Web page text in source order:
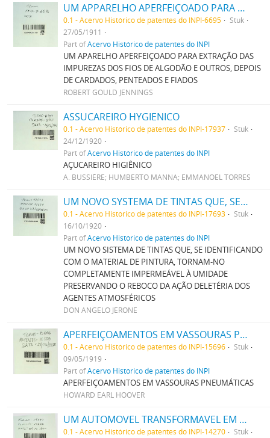
UM APPARELHO APERFEIÇOADO PARA EXTRACÇÃO DAS IMPUREZAS DOS FIOS DE ALGODÃO E OUTROS, DEPOIS DE CARDADOS, PENTEADOS E FIADOS
0.1 - Acervo Histórico de patentes do INPI-6695
Stuk
27/05/1911
Part ofAcervo Histórico de patentes do INPI
UM APARELHO APERFEIÇOADO PARA EXTRAÇÃO DAS
IMPUREZAS DOS FIOS DE ALGODÃO E OUTROS, DEPOIS
DE CARDADOS, PENTEADOS E FIADOS
ROBERT GOULD JENNINGS
ASSUCAREIRO HYGIENICO
0.1 - Acervo Histórico de patentes do INPI-17937
Stuk
24/12/1920
Part ofAcervo Histórico de patentes do INPI
AÇUCAREIRO HIGIÊNICO
A. BUSSIÉRE; HUMBERTO MANNA; EMMANOEL TORRES
UM NOVO SYSTEMA DE TINTAS QUE, SE IDENTIFICANDO COM O MATERIAL DE PINTURA, TORNAM-NO COMPLETAMENTE IMPERMEAVEL A HUMIDADE PRESERVANDO O REBOCO DA ACÇÃO DELETERIA DOS AGENTES ATMOSPHERICOS
0.1 - Acervo Histórico de patentes do INPI-17693
Stuk
16/10/1920
Part ofAcervo Histórico de patentes do INPI
UM NOVO SISTEMA DE TINTAS QUE, SE IDENTIFICANDO
COM O MATERIAL DE PINTURA, TORNAM-NO
COMPLETAMENTE IMPERMEÁVEL À UMIDADE
PRESERVANDO O REBOCO DA AÇÃO DELETÉRIA DOS
AGENTES ATMOSFÉRICOS
DON ANGELO JERONE
APERFEIÇOAMENTOS EM VASSOURAS PNEUMATICAS
0.1 - Acervo Histórico de patentes do INPI-15696
Stuk
09/05/1919
Part ofAcervo Histórico de patentes do INPI
APERFEIÇOAMENTOS EM VASSOURAS PNEUMÁTICAS
HOWARD EARL HOOVER
UM AUTOMOVEL TRANSFORMAVEL EM AUTO-CAMINHÃO OU EM TRACTOR
0.1 - Acervo Histórico de patentes do INPI-14270 Stuk